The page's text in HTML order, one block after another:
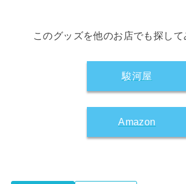
このグッズを他のお店でも探して
駿河屋
Amazon